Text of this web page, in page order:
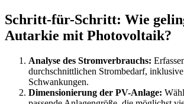
Schritt-für-Schritt: Wie
Autarkie mit Photovoltaik?
Analyse des Stromverbrauchs:
durchschnittlichen Strombedarf,
Schwankungen.
Dimensionierung der PV-Anlage: